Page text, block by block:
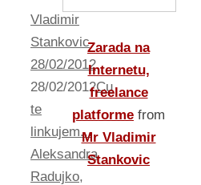
Vladimir
Stankovic
28/02/2012
28/02/2012Cu
te
linkujem...
Aleksandra
Radujko,
Zarada na
Internetu,
freelance
platforme from
Mr Vladimir
Stankovic